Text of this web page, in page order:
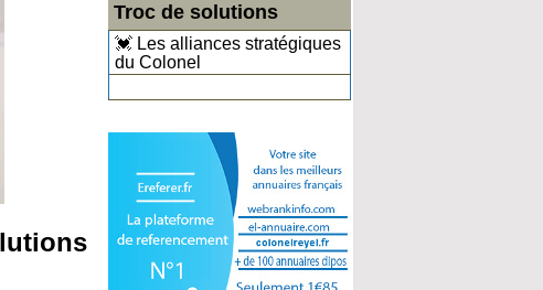
Troc de solutions
💓 Les alliances stratégiques
du Colonel